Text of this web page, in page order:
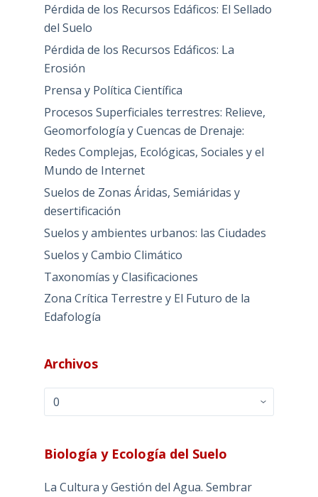
Pérdida de los Recursos Edáficos: El Sellado
del Suelo
Pérdida de los Recursos Edáficos: La
Erosión
Prensa y Política Científica
Procesos Superficiales terrestres: Relieve,
Geomorfología y Cuencas de Drenaje:
Redes Complejas, Ecológicas, Sociales y el
Mundo de Internet
Suelos de Zonas Áridas, Semiáridas y
desertificación
Suelos y ambientes urbanos: las Ciudades
Suelos y Cambio Climático
Taxonomías y Clasificaciones
Zona Crítica Terrestre y El Futuro de la
Edafología
Archivos
Archivos
Biología y Ecología del Suelo
La Cultura y Gestión del Agua. Sembrar